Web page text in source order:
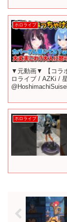
ホロライブ
▼元動画▼ 【コラ
ロライブ / AZKi /
ホロライブ